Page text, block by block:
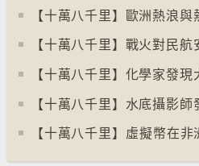
【十萬八千里】歐洲熱浪與
【十萬八千里】戰火對民航
【十萬八千里】水底攝影
【十萬八千里】⁠虛擬幣在非